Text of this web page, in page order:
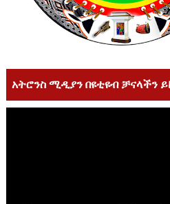
አትሮንስ ሚዲያን በዩቲዩብ ቻናላችን